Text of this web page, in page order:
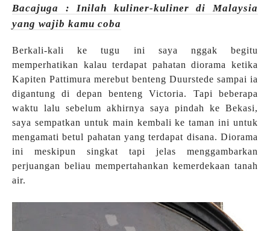
Bacajuga : Inilah kuliner-kuliner di Malaysia
yang wajib kamu coba
Berkali-kali ke tugu ini saya nggak begitu
memperhatikan kalau terdapat pahatan diorama ketika
Kapiten Pattimura merebut benteng Duurstede sampai ia
digantung di depan benteng Victoria. Tapi beberapa
waktu lalu sebelum akhirnya saya pindah ke Bekasi,
saya sempatkan untuk main kembali ke taman ini untuk
mengamati betul pahatan yang terdapat disana. Diorama
ini meskipun singkat tapi jelas menggambarkan
perjuangan beliau mempertahankan kemerdekaan tanah
air.